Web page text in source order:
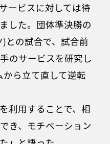
ービスに対しては待
した。団体準決勝の
との試合で、試合前
のサービスを研究し
ら立て直して逆転
利用することで、相
き、モチベーション